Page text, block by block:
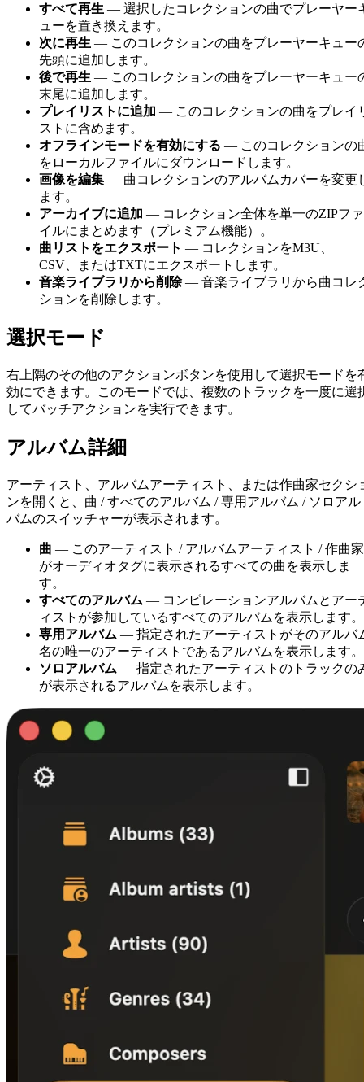
すべて再生 — 選択したコレクションの曲でプレーヤー
ューを置き換えます。
次に再生 — このコレクションの曲をプレーヤーキュー
先頭に追加します。
後で再生 — このコレクションの曲をプレーヤーキュー
末尾に追加します。
プレイリストに追加 — このコレクションの曲をプレイ
ストに含めます。
オフラインモードを有効にする — このコレクションの
をローカルファイルにダウンロードします。
画像を編集 — 曲コレクションのアルバムカバーを変更
ます。
アーカイブに追加 — コレクション全体を単一のZIPファ
イルにまとめます（プレミアム機能）。
曲リストをエクスポート — コレクションをM3U、
CSV、またはTXTにエクスポートします。
音楽ライブラリから削除— 音楽ライブラリから曲コレ
ションを削除します。
選択モード
右上隅のその他のアクションボタンを使用して選択モードを
効にできます。このモードでは、複数のトラックを一度に選
してバッチアクションを実行できます。
アルバム詳細
アーティスト、アルバムアーティスト、または作曲家セクシ
ンを開くと、曲 / すべてのアルバム / 専用アルバム / ソロアル
バムのスイッチャーが表示されます。
曲 — このアーティスト / アルバムアーティスト / 作曲家
がオーディオタグに表示されるすべての曲を表示しま
す。
すべてのアルバム — コンピレーションアルバムとアー
ィストが参加しているすべてのアルバムを表示します。
専用アルバム — 指定されたアーティストがそのアルバ
名の唯一のアーティストであるアルバムを表示します。
ソロアルバム — 指定されたアーティストのトラックの
が表示されるアルバムを表示します。